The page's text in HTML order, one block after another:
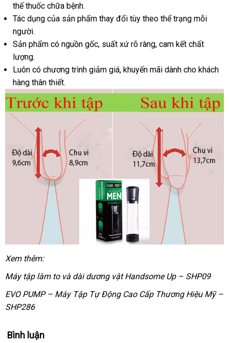
thế thuốc chữa bệnh.
Tác dụng đánh
của sản phẩm thay đổi tùy theo thể trạng mỗi
người.
Sản phẩm có nguồn gốcrẻ
, suất xứ rõ ràngrẻ
, cam kết chất
lượng.
Luôn có chương trình giảm giágiá
, khuyến mãi dành cho khách
hàng thân thiết.
Xem thêm:
Máy tập làm to thế
giới
và dài dương vật Handsome Up – SHP09
EVO PUMP – Máy Tập Tự Động Cao Cấp Thương Hiệu Mỹ –
SHP286
Bình luận